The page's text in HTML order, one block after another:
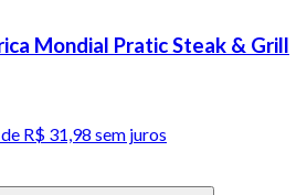
Mondial Pratic Steak & Grill
R$ 31,98 sem juros